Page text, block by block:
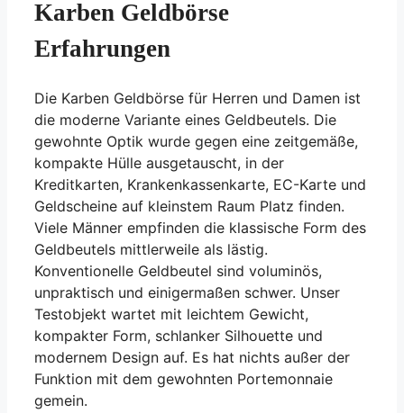
Karben Geldbörse
Erfahrungen
Die Karben Geldbörse für Herren und Damen ist
die moderne Variante eines Geldbeutels. Die
gewohnte Optik wurde gegen eine zeitgemäße,
kompakte Hülle ausgetauscht, in der
Kreditkarten, Krankenkassenkarte, EC-Karte und
Geldscheine auf kleinstem Raum Platz finden.
Viele Männer empfinden die klassische Form des
Geldbeutels mittlerweile als lästig.
Konventionelle Geldbeutel sind voluminös,
unpraktisch und einigermaßen schwer. Unser
Testobjekt wartet mit leichtem Gewicht,
kompakter Form, schlanker Silhouette und
modernem Design auf. Es hat nichts außer der
Funktion mit dem gewohnten Portemonnaie
gemein.